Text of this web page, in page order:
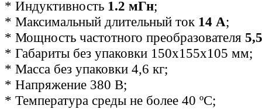
* Индуктивность 1.2 мГн;
* Максимальный длительный ток 14 А;
* Мощность частотного преобразователя
* Габариты без упаковки 150х155х105 мм;
* Масса без упаковки 4,6 кг;
* Напряжение 380 В;
* Температура среды не более 40 ºС;